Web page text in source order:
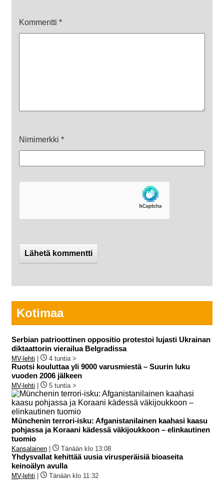
Kommentti *
Nimimerkki *
Kotimaa
Serbian patrioottinen oppositio protestoi lujasti Ukrainan
diktaattorin vierailua Belgradissa
MV-lehti 4 tuntia >
Ruotsi kouluttaa yli 9000 varusmiestä – Suurin luku
vuoden 2006 jälkeen
MV-lehti 5 tuntia >
Münchenin terrori-isku: Afganistanilainen kaahasi kaasu
pohjassa ja Koraani kädessä väkijoukkoon – elinkautinen
tuomio
Kansalainen Tänään klo 13:08
Yhdysvallat kehittää uusia virusperäisiä bioaseita
keinoälyn avulla
MV-lehti Tänään klo 11:32